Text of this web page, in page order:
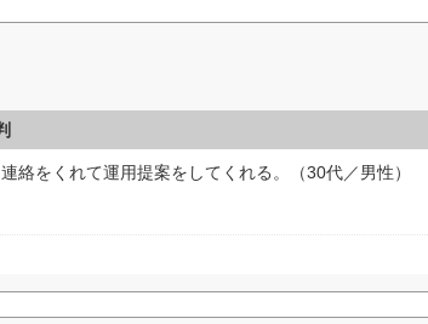
絡をくれて運用提案をしてくれる。（30代／男性）